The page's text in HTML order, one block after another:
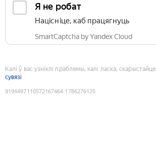
Я не робат
Націсніце, каб працягнуць
SmartCaptcha by Yandex Cloud
Калі ў вас узніклі праблемы, калі ласка, скарыстайце
сувязі
9194497110572167464:1786276125